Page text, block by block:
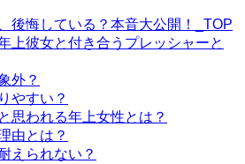
後悔している？本音大公開！_TOP
上彼女と付き合うプレッシャーと
外？
やすい？
思われる年上女性とは？
由とは？
えられない？